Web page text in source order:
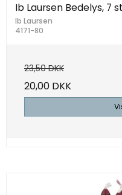
Ib Laursen Bedelys, 7
Ib Laursen
4171-80
23,50 DKK
20,00 DKK